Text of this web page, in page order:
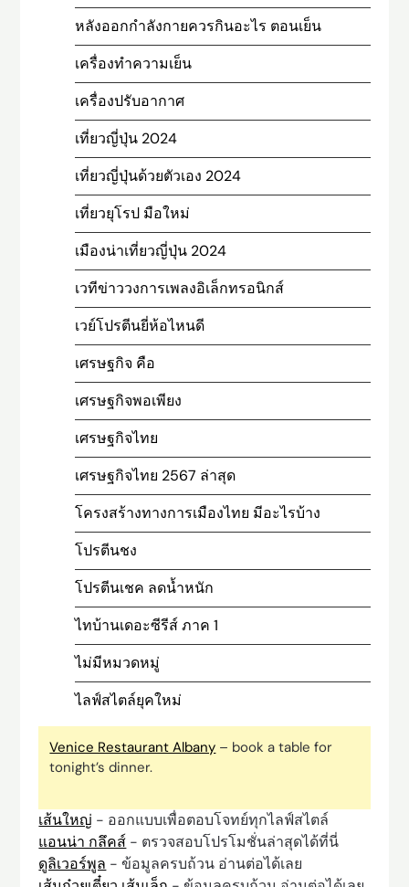
หลังออกกําลังกายควรกินอะไร ตอนเย็น
เครื่องทำความเย็น
เครื่องปรับอากาศ
เที่ยวญี่ปุ่น 2024
เที่ยวญี่ปุ่นด้วยตัวเอง 2024
เที่ยวยุโรป มือใหม่
เมืองน่าเที่ยวญี่ปุ่น 2024
เวทีข่าววงการเพลงอิเล็กทรอนิกส์
เวย์โปรตีนยี่ห้อไหนดี
เศรษฐกิจ คือ
เศรษฐกิจพอเพียง
เศรษฐกิจไทย
เศรษฐกิจไทย 2567 ล่าสุด
โครงสร้างทางการเมืองไทย มีอะไรบ้าง
โปรตีนชง
โปรตีนเชค ลดน้ำหนัก
ไทบ้านเดอะซีรีส์ ภาค 1
ไม่มีหมวดหมู่
ไลฟ์สไตล์ยุคใหม่
Venice Restaurant Albany – book a table for
tonight’s dinner.
เส้นใหญ่ - ออกแบบเพื่อตอบโจทย์ทุกไลฟ์สไตล์
แอนน่า กลึคส์ - ตรวจสอบโปรโมชั่นล่าสุดได้ที่นี่
ดูลิเวอร์พูล - ข้อมูลครบถ้วน อ่านต่อได้เลย